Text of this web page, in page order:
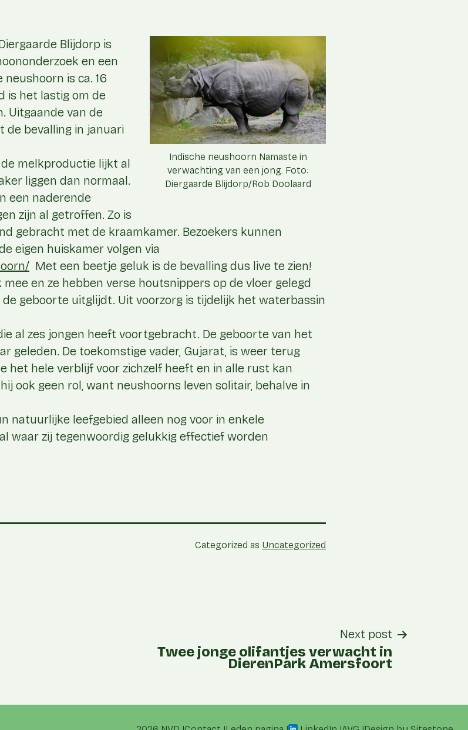
Indische neushoorn Namaste in
verwachting van een jong. Foto:
Diergaarde Blijdorp/Rob Doolaard
Blijdorp is
en een
is ca. 16
is het lastig om de
Uitgaande van de
de bevalling in januari
melkproductie lijkt al
liggen dan normaal.
een naderende
zijn al getroffen. Zo is
gebracht met de kraamkamer. Bezoekers kunnen
eigen huiskamer volgen via
Met een beetje geluk is de bevalling dus live te zien!
mee en ze hebben verse houtsnippers op de vloer gelegd
geboorte uitglijdt. Uit voorzorg is tijdelijk het waterbassin
al zes jongen heeft voortgebracht. De geboorte van het
geleden. De toekomstige vader, Gujarat, is weer terug
het hele verblijf voor zichzelf heeft en in alle rust kan
ook geen rol, want neushoorns leven solitair, behalve in
natuurlijke leefgebied alleen nog voor in enkele
waar zij tegenwoordig gelukkig effectief worden
Categorized as Uncategorized
Next post
Twee jonge olifantjes verwacht in
DierenPark Amersfoort